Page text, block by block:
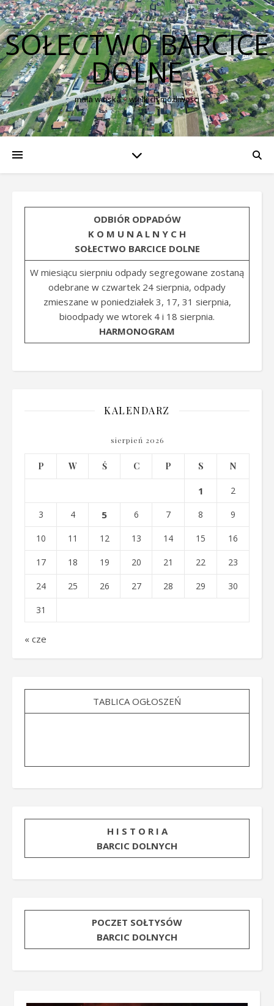
SOŁECTWO BARCICE
DOLNE
mała wioska – wielkich możliwości
ODBIÓR ODPADÓW
K O M U N A L N Y C H
SOŁECTWO BARCICE DOLNE
W miesiącu sierpniu odpady segregowane zostaną
odebrane w czwartek 24 sierpnia, odpady
zmieszane w poniedziałek 3, 17, 31 sierpnia,
bioodpady we wtorek 4 i 18 sierpnia.
HARMONOGRAM
KALENDARZ
sierpień 2026
P W Ś C P S N
1 2
3 4 5 6 7 8 9
10 11 12 13 14 15 16
17 18 19 20 21 22 23
24 25 26 27 28 29 30
31
« cze
TABLICA OGŁOSZEŃ
H I S T O R I A
BARCIC DOLNYCH
POCZET SOŁTYSÓW
BARCIC DOLNYCH